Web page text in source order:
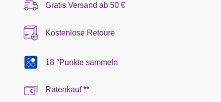
Gratis Versand ab 50 €
Kostenlose Retoure
18 °Punkte sammeln
Ratenkauf **